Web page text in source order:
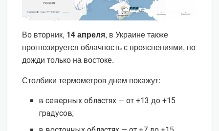
Во вторник, 14 апреля, в Украине также
прогнозируется облачность с прояснениями, но
дожди только на востоке.
Столбики термометров днем покажут:
в северных областях — от +13 до +15
градусов;